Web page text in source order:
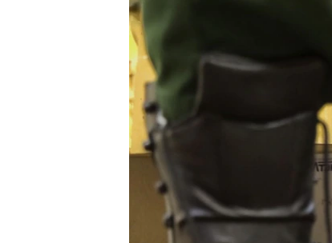
УКРАЇНСЬКА ПРОБЛЕМА КРИМУ